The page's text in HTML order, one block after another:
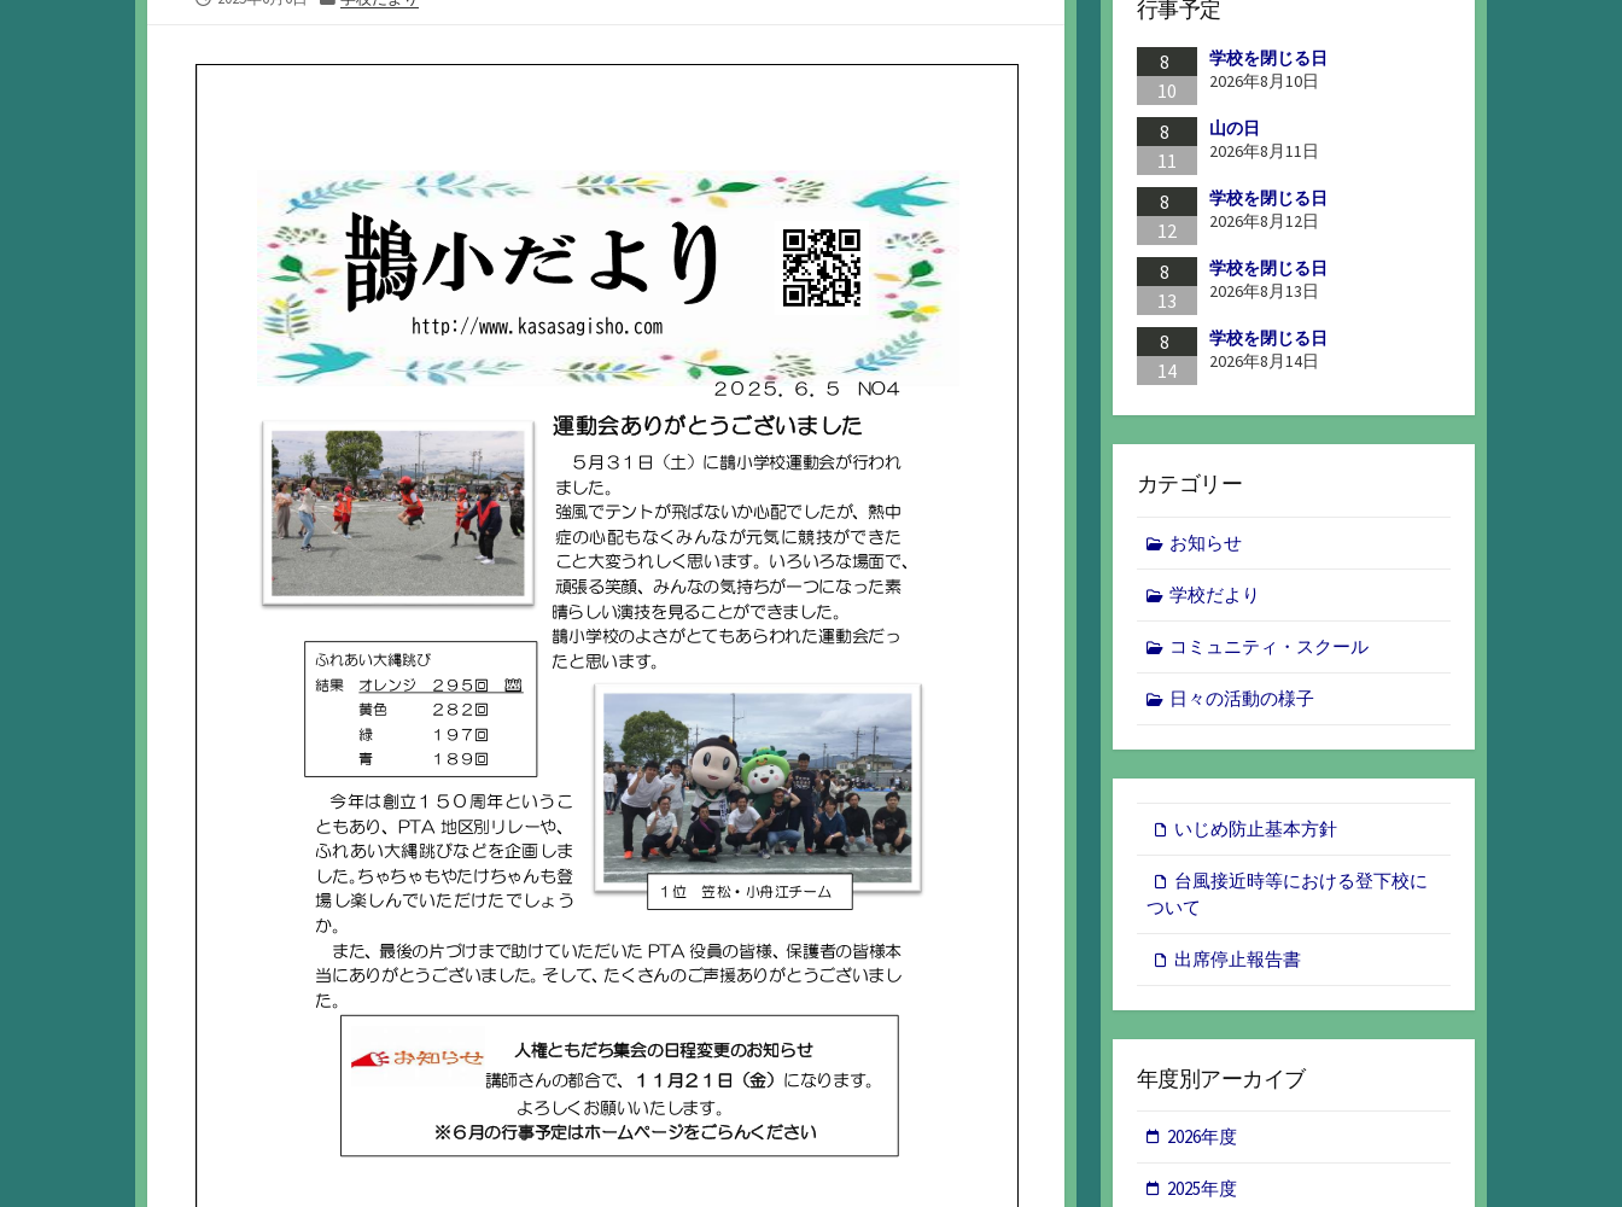
リ
行事予定
8
10
学校を閉じる日
2026年8月10日
8
11
山の日
2026年8月11日
8
12
学校を閉じる日
2026年8月12日
8
13
学校を閉じる日
2026年8月13日
8
14
学校を閉じる日
2026年8月14日
カテゴリー
お知らせ
学校だより
コミュニティ・スクール
日々の活動の様子
いじめ防止基本方針
台風接近時等における登下校に
ついて
出席停止報告書
年度別アーカイブ
2026年度
2025年度